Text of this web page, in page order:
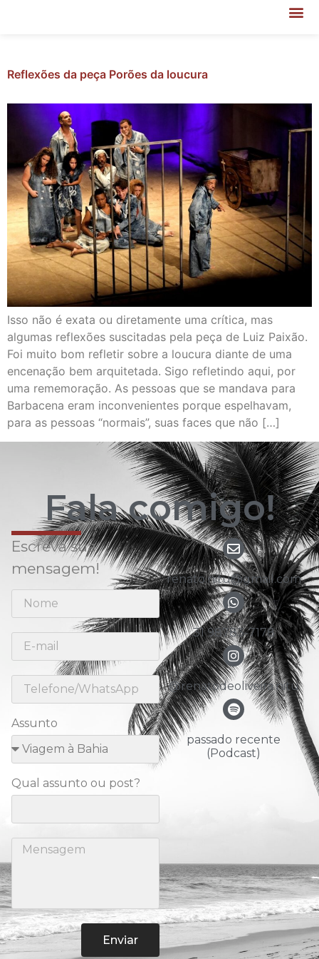
Reflexões da peça Porões da loucura
Isso não é exata ou diretamente uma crítica, mas
algumas reflexões suscitadas pela peça de Luiz Paixão.
Foi muito bom refletir sobre a loucura diante de uma
encenação bem arquitetada. Sigo refletindo aqui, por
uma rememoração. As pessoas que se mandava para
Barbacena eram inconvenientes porque espelhavam,
para as pessoas “normais”, suas faces que não […]
Fala comigo!
Escreva sua
mensagem!
Assunto
Qual assunto ou post?
Enviar
renato.nitu@gmail.com
31 98783-7178
@renatodeoliveira.nitu
passado recente
(Podcast)